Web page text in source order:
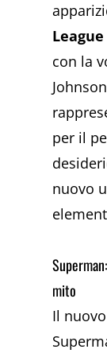
con la
per il
nuovo
mito
Il